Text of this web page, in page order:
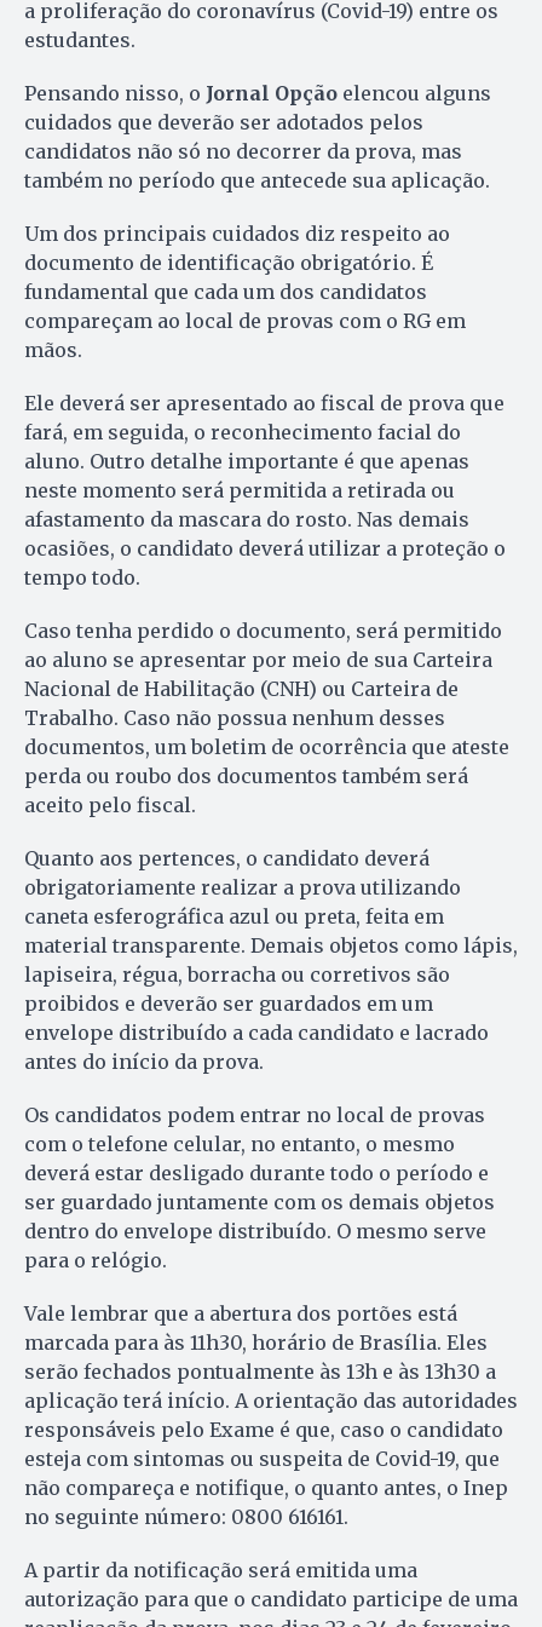
a proliferação do coronavírus (Covid-19) entre os
estudantes.
Pensando nisso, o Jornal Opção elencou alguns
cuidados que deverão ser adotados pelos
candidatos não só no decorrer da prova, mas
também no período que antecede sua aplicação.
Um dos principais cuidados diz respeito ao
documento de identificação obrigatório. É
fundamental que cada um dos candidatos
compareçam ao local de provas com o RG em
mãos.
Ele deverá ser apresentado ao fiscal de prova que
fará, em seguida, o reconhecimento facial do
aluno. Outro detalhe importante é que apenas
neste momento será permitida a retirada ou
afastamento da mascara do rosto. Nas demais
ocasiões, o candidato deverá utilizar a proteção o
tempo todo.
Caso tenha perdido o documento, será permitido
ao aluno se apresentar por meio de sua Carteira
Nacional de Habilitação (CNH) ou Carteira de
Trabalho. Caso não possua nenhum desses
documentos, um boletim de ocorrência que ateste
perda ou roubo dos documentos também será
aceito pelo fiscal.
Quanto aos pertences, o candidato deverá
obrigatoriamente realizar a prova utilizando
caneta esferográfica azul ou preta, feita em
material transparente. Demais objetos como lápis,
lapiseira, régua, borracha ou corretivos são
proibidos e deverão ser guardados em um
envelope distribuído a cada candidato e lacrado
antes do início da prova.
Os candidatos podem entrar no local de provas
com o telefone celular, no entanto, o mesmo
deverá estar desligado durante todo o período e
ser guardado juntamente com os demais objetos
dentro do envelope distribuído. O mesmo serve
para o relógio.
Vale lembrar que a abertura dos portões está
marcada para às 11h30, horário de Brasília. Eles
serão fechados pontualmente às 13h e às 13h30 a
aplicação terá início. A orientação das autoridades
responsáveis pelo Exame é que, caso o candidato
esteja com sintomas ou suspeita de Covid-19, que
não compareça e notifique, o quanto antes, o Inep
no seguinte número: 0800 616161.
A partir da notificação será emitida uma
autorização para que o candidato participe de uma